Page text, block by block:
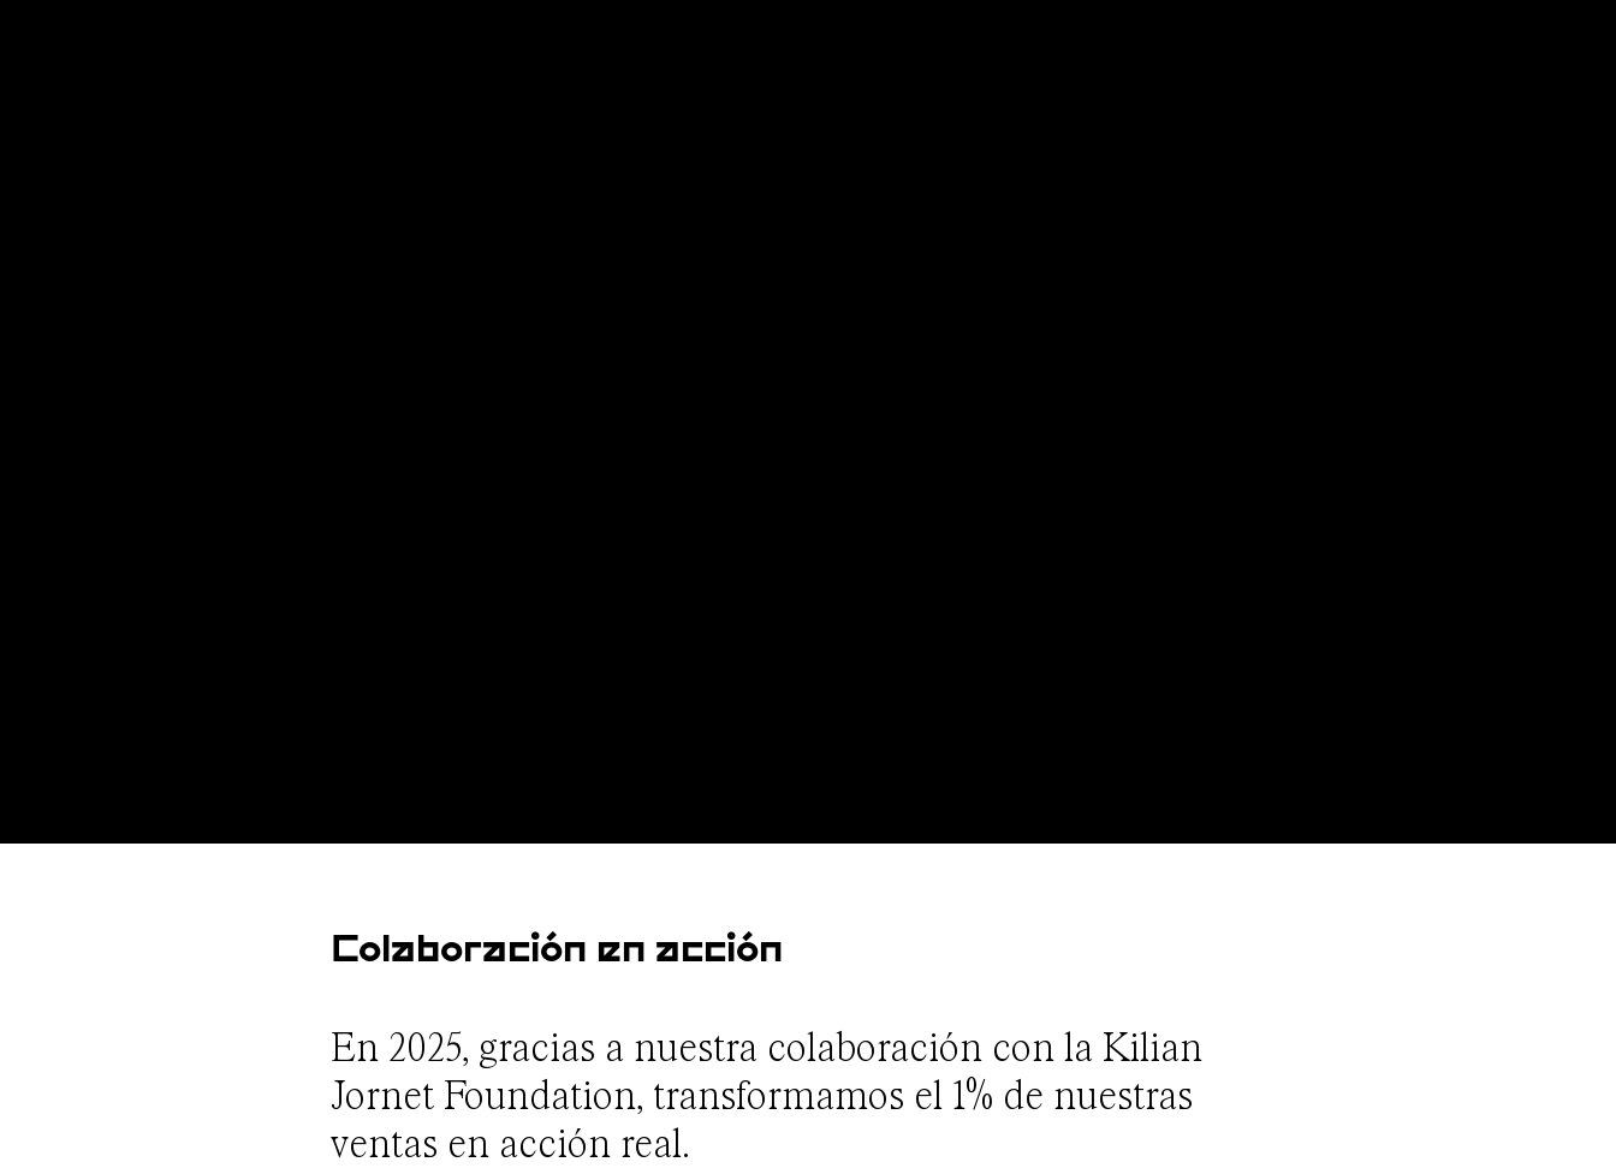
Colaboración en acción
En 2025, gracias a nuestra colaboración con la Kilian
Jornet Foundation, transformamos el 1% de nuestras
ventas en acción real.